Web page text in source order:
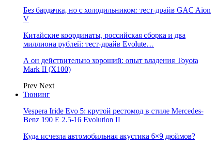
Без бардачка, но с холодильником: тест-драйв GAC Aion
V
Китайские координаты, российская сборка и два
миллиона рублей: тест-драйв Evolute…
А он действительно хороший: опыт владения Toyota
Mark II (Х100)
Prev Next
Тюнинг
Vespera Iride Evo 5: крутой рестомод в стиле Mercedes-
Benz 190 E 2.5-16 Evolution II
Куда исчезла автомобильная акустика 6×9 дюймов?